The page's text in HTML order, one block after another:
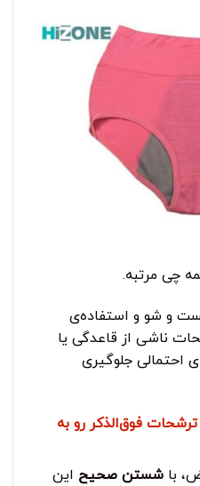
چی مرتبه.
و شو و استفاده‌ی
ناشی از قاعدگی یا
احتمالی جلوگیری
فوق‌الذکر رو به
با شستن صحیح این